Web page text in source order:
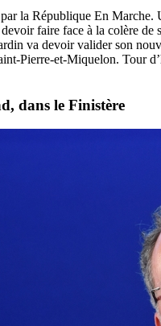
la République En Marche.
faire face à la colère de
va devoir valider son
Pierre-et-Miquelon. Tour
dans le Finistère